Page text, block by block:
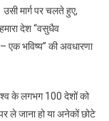
उसी मार्ग पर चलते हुए,
देश “वसुधैव
एक भविष्य” की अवधारणा
के लगभग 100 देशों को
ले जाना हो या अनेकों छोटे